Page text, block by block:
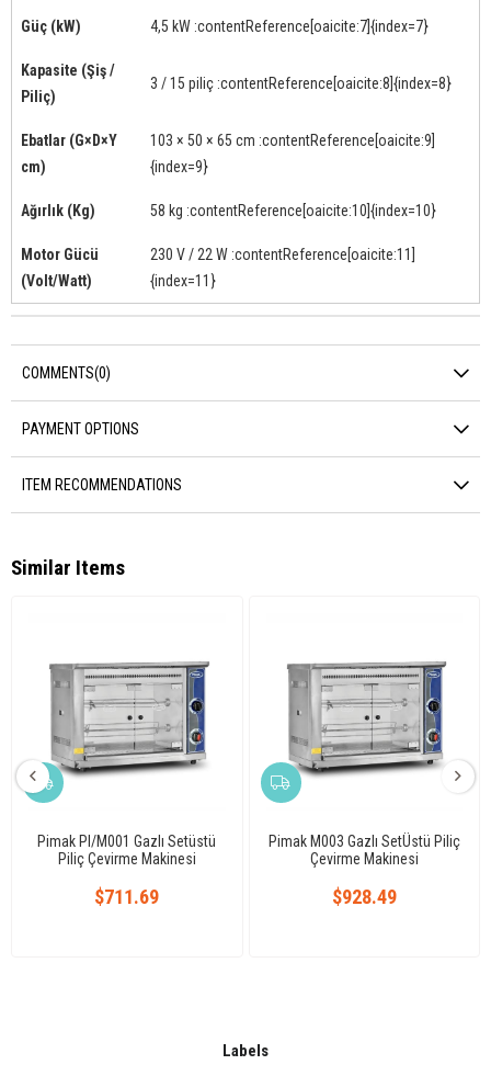
Güç (kW) 4,5 kW :contentReference[oaicite:7]{index=7}
Kapasite (Şiş /
Piliç)
3 / 15 piliç :contentReference[oaicite:8]{index=8}
Ebatlar (G×D×Y
cm)
103 × 50 × 65 cm :contentReference[oaicite:9]
{index=9}
Ağırlık (Kg) 58 kg :contentReference[oaicite:10]{index=10}
Motor Gücü
(Volt/Watt)
230 V / 22 W :contentReference[oaicite:11]
{index=11}
COMMENTS(0)
PAYMENT OPTIONS
ITEM RECOMMENDATIONS
Similar Items
Pimak PI/M001 Gazlı Setüstü
Piliç Çevirme Makinesi
$711.69
Pimak M003 Gazlı SetÜstü Piliç
Çevirme Makinesi
$928.49
Labels